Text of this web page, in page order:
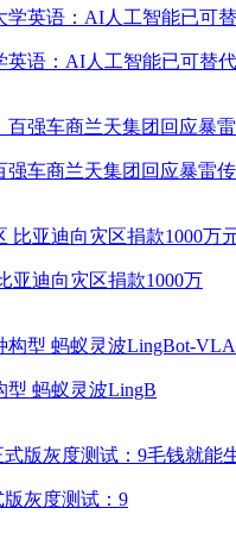
英语：AI人工智能已可替代
车商兰天集团回应暴雷
亚迪向灾区捐款1000万
型 蚂蚁灵波LingB
版灰度测试：9